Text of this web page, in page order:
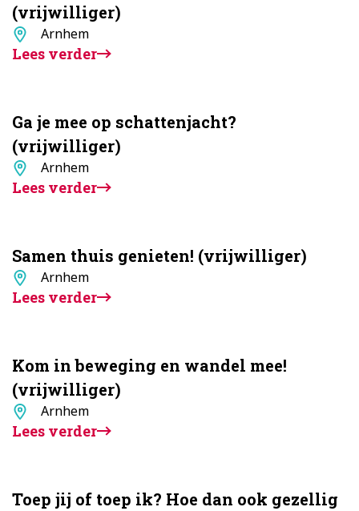
(vrijwilliger)
Standplaats
Arnhem
Lees verder
Ga je mee op schattenjacht?
(vrijwilliger)
Standplaats
Arnhem
Lees verder
Samen thuis genieten! (vrijwilliger)
Standplaats
Arnhem
Lees verder
Kom in beweging en wandel mee!
(vrijwilliger)
Standplaats
Arnhem
Lees verder
Toep jij of toep ik? Hoe dan ook gezellig